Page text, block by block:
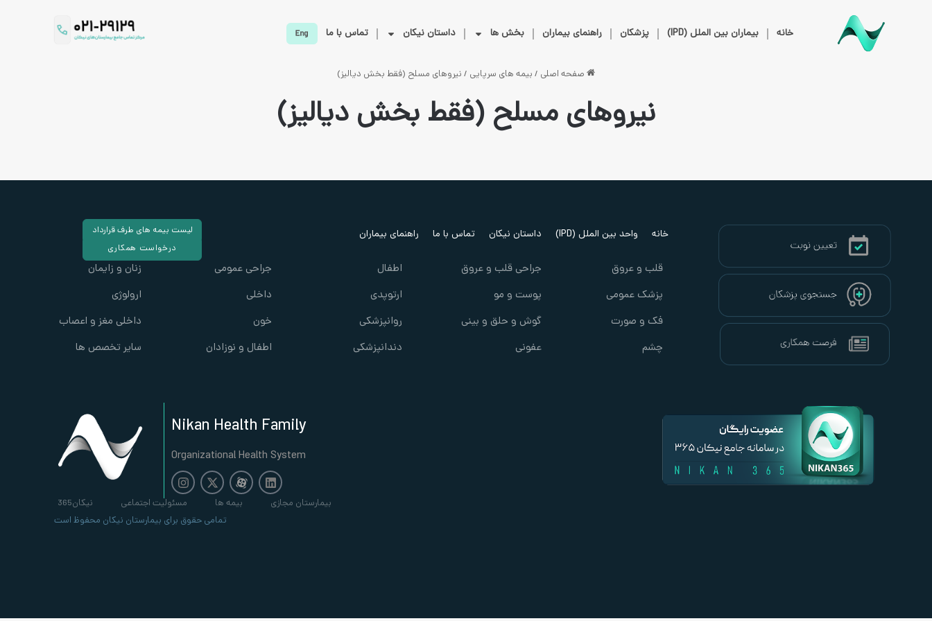
خانه بیماران بین الملل (IPD) پزشکان راهنمای بیماران بخش ها داستان نیکان تماس با ما
صفحه اصلی / بیمه های سرپایی / نیروهای مسلح (فقط بخش دیالیز)
نیروهای مسلح (فقط بخش دیالیز)
خانه واحد بین الملل (IPD) داستان نیکان تماس با ما راهنمای بیماران
لیست بیمه های طرف قرارداد
درخواست همکاری
قلب و عروق
پزشک عمومی
فک و صورت
چشم
جراحی قلب و عروق
پوست و مو
گوش و حلق و بینی
عفونی
اطفال
ارتوپدی
روانپزشکی
دندانپزشکی
جراحی عمومی
داخلی
خون
اطفال و نوزادان
زنان و زایمان
ارولوژی
داخلی مغز و اعصاب
سایر تخصص ها
Nikan Health Family
Organizational Health System
بیمارستان مجازی بیمه ها مسئولیت اجتماعی
نیکان365
تمامی حقوق برای بیمارستان نیکان محفوظ است